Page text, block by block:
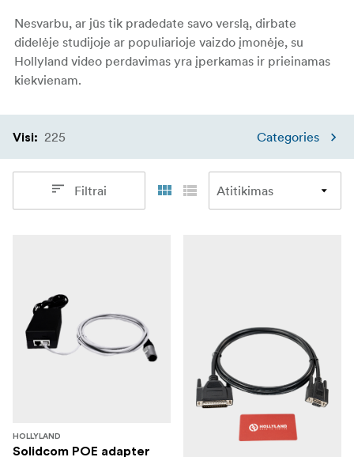
Nesvarbu, ar jūs tik pradedate savo verslą, dirbate
didelėje studijoje ar populiarioje vaizdo įmonėje, su
Hollyland video perdavimas yra įperkamas ir prieinamas
kiekvienam.
Visi: 225 Categories
Filtrai
HOLLYLAND
Solidcom POE adapter